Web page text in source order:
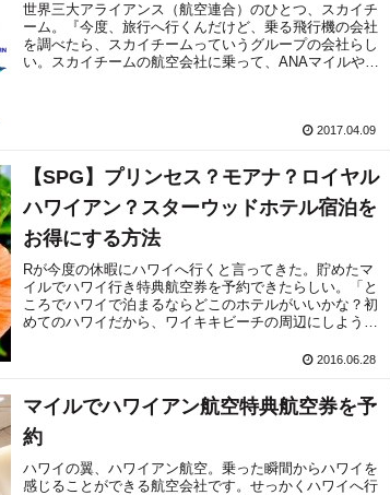
世界三大アライアンス（航空連合）のひとつ、スカイチ
ーム。『今度、旅行へ行くんだけど、乗る飛行機の会社
を調べたら、スカイチームっていうグループの会社らし
い。スカイチームの航空会社に乗って、ANAマイルや
2017.04.09
【SPG】プリンセス？モアナ？ロイヤル
ハワイアン？スターウッドホテル宿泊を
お得にする方法
Rが今度の休暇にハワイへ行くと言ってきた。貯めたマ
イルでハワイ行き特典航空券を予約できたらしい。「と
ころでハワイで泊まるならどこのホテルがいいかな？初
めてのハワイだから、ワイキキビーチの周辺にしようと
2016.06.28
マイルでハワイアン航空特典航空券を予
約
ハワイの翼、ハワイアン航空。乗った瞬間からハワイを
感じることができる航空会社です。せっかくハワイへ行